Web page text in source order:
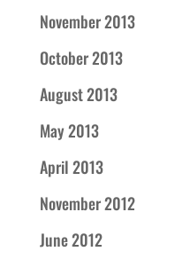
November 2013
October 2013
August 2013
May 2013
April 2013
November 2012
June 2012